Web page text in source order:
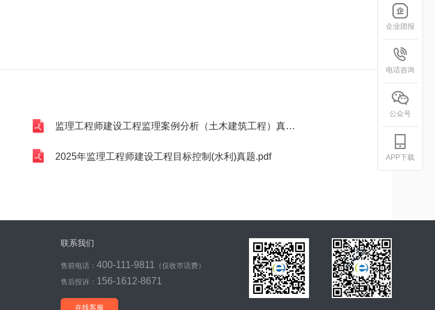
监理工程师建设工程监理案例分析（土木建筑工程）真题汇编（2023-2025）.pdf
2025年监理工程师建设工程目标控制(水利)真题.pdf
联系我们
售前电话： 400-111-9811
（仅收市话费）
售后投诉： 156-1612-8671
在线客服
企业团报
电话咨询
公众号
APP下载